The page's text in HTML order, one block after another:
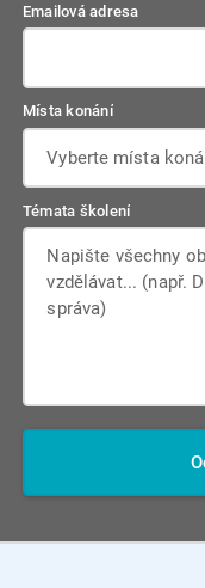
Emailová adresa
Místa konání
Vyberte místa
Témata školení